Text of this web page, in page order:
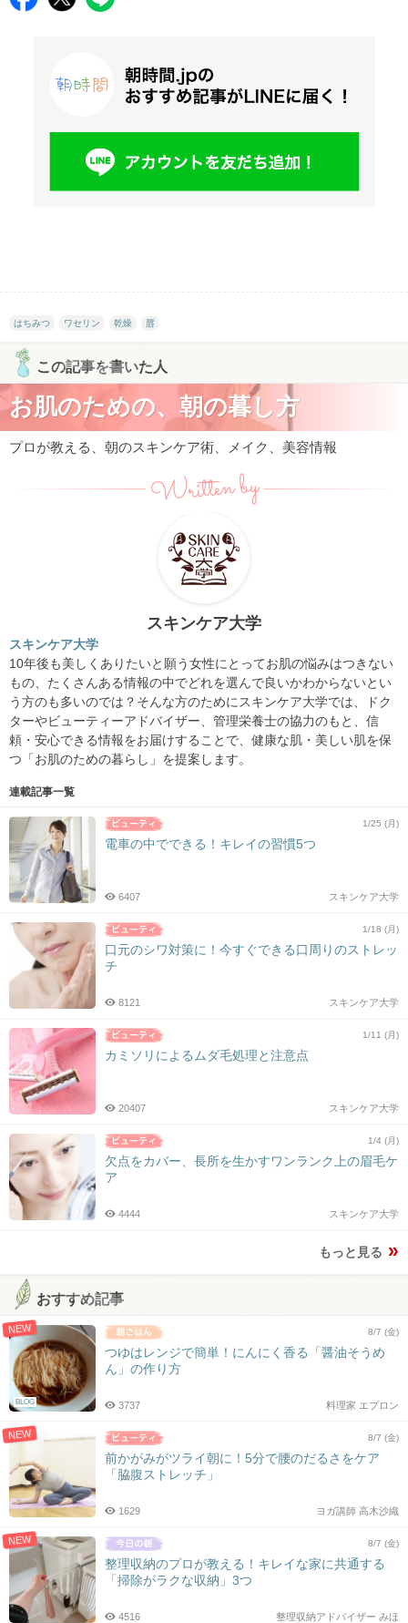
はちみつ ワセリン 乾燥 唇
この記事を書いた人
お肌のための、朝の暮し方
プロが教える、朝のスキンケア術、メイク、美容情報
Written by
スキンケア大学
スキンケア大学
10年後も美しくありたいと願う女性にとってお肌の悩みはつきない
もの、 たくさんある情報の中でどれを選んで良いかわからないとい
う方のも多いのでは？そんな方のために スキンケア大学では、ドク
ターやビューティーアドバイザー、管理栄養士の協力のもと、 信
頼・安心できる情報をお届けすることで、健康な肌・ 美しい肌を保
つ「お肌のための暮らし」を提案します。
連載記事一覧
1/25 (月)
電車の中でできる！キレイの習慣5つ
スキンケア大学
6407
1/18 (月)
口元のシワ対策に！今すぐできる口周りのストレッ
チ
スキンケア大学
8121
1/11 (月)
カミソリによるムダ毛処理と注意点
スキンケア大学
20407
1/4 (月)
欠点をカバー、長所を生かすワンランク上の眉毛ケ
ア
スキンケア大学
4444
もっと見る
おすすめ記事
NEW
BLOG
8/7 (金)
つゆはレンジで簡単！にんにく香る「醤油そうめ
ん」の作り方
料理家 エプロン
3737
NEW 8/7 (金)
前かがみがツライ朝に！5分で腰のだるさをケア
「脇腹ストレッチ」
ヨガ講師 高木沙織
1629
NEW 8/7 (金)
整理収納のプロが教える！キレイな家に共通する
「掃除がラクな収納」3つ
整理収納アドバイザー みほ
4516